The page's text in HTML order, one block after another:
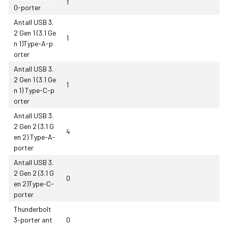
0-porter
1
Antall USB 3.
2 Gen 1 (3.1 Ge
n 1)Type-A-p
orter
1
Antall USB 3.
2 Gen 1 (3.1 Ge
n 1) Type-C-p
orter
1
Antall USB 3.
2 Gen 2 (3.1 G
en 2) Type-A-
porter
4
Antall USB 3.
2 Gen 2 (3.1 G
en 2)Type-C-
porter
0
Thunderbolt
3-porter ant
0